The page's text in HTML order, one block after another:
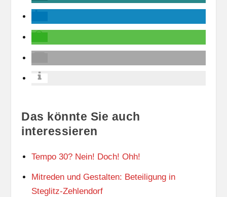
Das könnte Sie auch
interessieren
Tempo 30? Nein! Doch! Ohh!
Mitreden und Gestalten: Beteiligung in
Steglitz-Zehlendorf